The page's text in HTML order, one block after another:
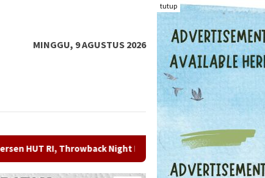
tutup
MINGGU, 9 AGUSTUS 2026
Night FOX Hotel Nagoya Batam Hadirkan BBQ & Live Music